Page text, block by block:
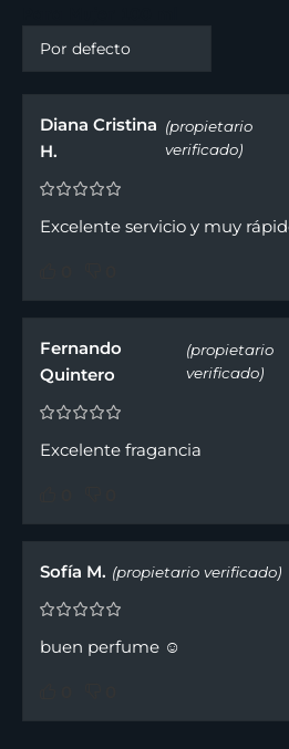
Diana Cristina
H.
(propietario
verificado)
Excelente servicio y muy
Fernando
Quintero
(propietario
verificado)
Excelente fragancia
Sofía M. (propietario verificado)
buen perfume ☺️